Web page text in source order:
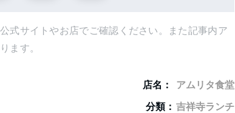
式サイトやお店でご確認ください。また記事内ア
ます。
店名：
アムリタ食堂
分類： 吉祥寺ランチ